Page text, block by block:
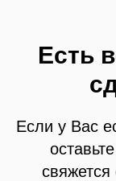
Есть
Если у Вас